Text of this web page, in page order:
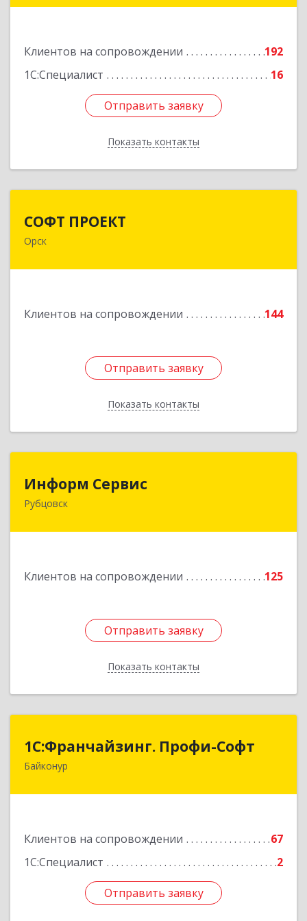
Клиентов на сопровождении
192
1С:Специалист
16
Отправить заявку
Показать контакты
Подробнее
Отправить заявку
Назад
СОФТ ПРОЕКТ
Орск
Клиентов на сопровождении 144
Отправить заявку
Показать контакты
Отправить заявку
Назад
Информ Сервис
Рубцовск
Клиентов на сопровождении 125
Отправить заявку
Показать контакты
658204, Алтайский край, Рубцовск г, Алтайская
Отправить заявку
Назад
1С:Франчайзинг. Профи-Софт
Байконур
Клиентов на сопровождении
67
1С:Специалист
2
Отправить заявку
1С:Франчайзинг. Профи-Софт
468320, Байконур г, Ленина ул, дом № 10,
Отправить заявку